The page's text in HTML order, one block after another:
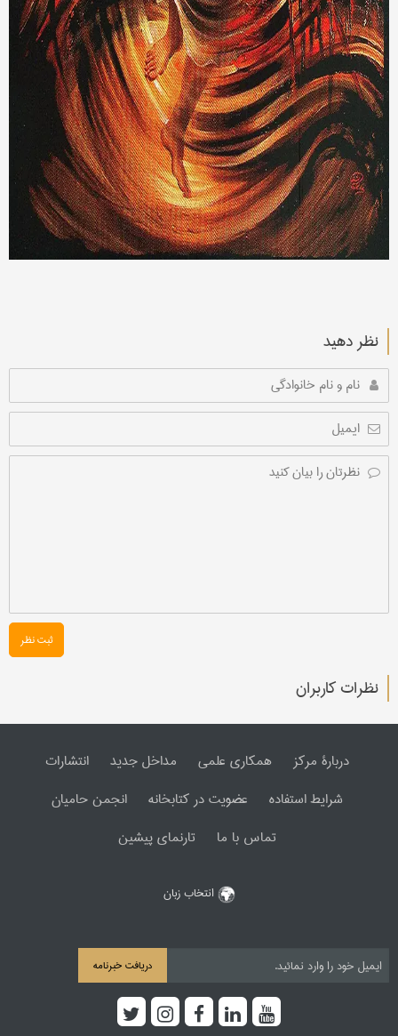
نظر دهید
ثبت نظر
نظرات کاربران
دربارۀ مرکز همکاری علمی مداخل جدید
انتشارات
شرایط استفاده
عضویت در کتابخانه
انجمن حامیان
تماس با ما
تارنمای پیشین
انتخاب زبان
دریافت خبرنامه